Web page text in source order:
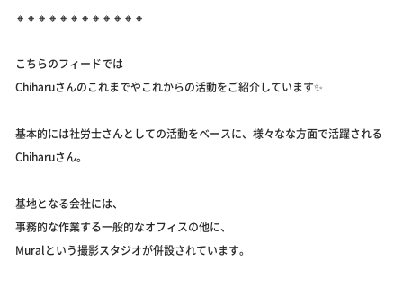
🔸🔸🔸🔸🔸🔸🔸🔸🔸🔸🔸🔸
こちらのフィードでは
Chiharuさんのこれまでやこれからの活動をご紹介しています✨
基本的には社労士さんとしての活動をベースに、様々なな方面で活躍される
Chiharuさん。
基地となる会社には、
事務的な作業する一般的なオフィスの他に、
Muralという撮影スタジオが併設されています。